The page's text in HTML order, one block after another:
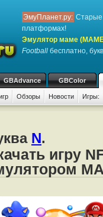
ЭмуПланет.ру: Старые
платформах!
Эмулятор маме
Football бесплатно,
GBAdvance GBColor
Обзоры Новости Игры:
N.
игру